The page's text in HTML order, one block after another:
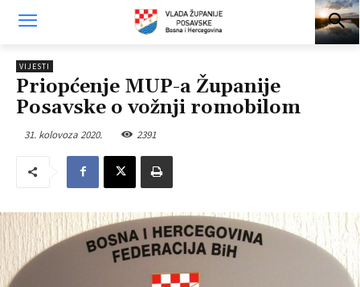
VIJESTI
Priopćenje MUP-a Županije
Posavske o vožnji romobilom
31. kolovoza 2020. 2391